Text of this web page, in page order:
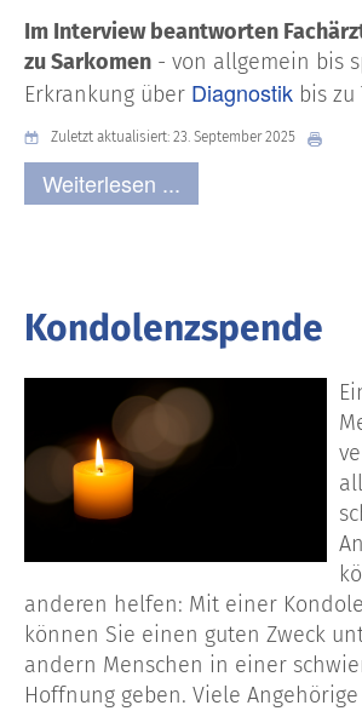
Im Interviewbeantworten
zu Sarkomen - von allgemein bis
Erkrankung über Diagnostik bis zu
Zuletzt aktualisiert: 23. September 2025
Weiterlesen ...
Kondolenzspende
anderen helfen: Mit einer
können Sie einen guten Zweck
andern Menschen in einer
Hoffnung geben. Viele Angehörige